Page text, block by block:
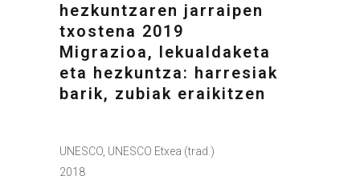
hezkuntzaren jarraipen
txostena 2019
Migrazioa, lekualdaketa
eta hezkuntza: harresiak
barik, zubiak eraikitzen
UNESCO, UNESCO Etxea (trad.)
2018